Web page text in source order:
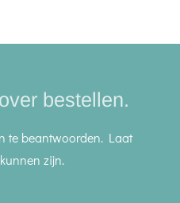
bestellen.
te beantwoorden. Laat
zijn.